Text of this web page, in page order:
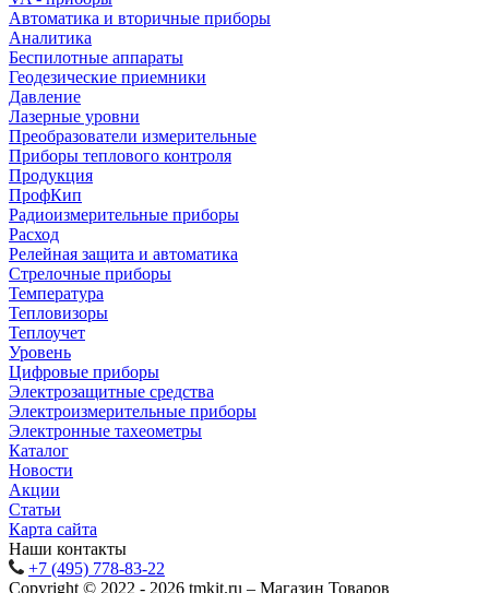
Автоматика и вторичные приборы
Аналитика
Беспилотные аппараты
Геодезические приемники
Давление
Лазерные уровни
Преобразователи измерительные
Приборы теплового контроля
Продукция
ПрофКип
Радиоизмерительные приборы
Расход
Релейная защита и автоматика
Стрелочные приборы
Температура
Тепловизоры
Теплоучет
Уровень
Цифровые приборы
Электрозащитные средства
Электроизмерительные приборы
Электронные тахеометры
Каталог
Новости
Акции
Статьи
Карта сайта
Наши контакты
+7 (495) 778-83-22
Copyright © 2022 - 2026 tmkit.ru – Магазин Товаров